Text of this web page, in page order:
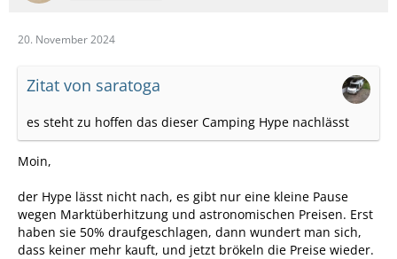
20. November 2024
Zitat von saratoga
es steht zu hoffen das dieser Camping Hype nachlässt
Moin,
der Hype lässt nicht nach, es gibt nur eine kleine Pause
wegen Marktüberhitzung und astronomischen Preisen. Erst
haben sie 50% draufgeschlagen, dann wundert man sich,
dass keiner mehr kauft, und jetzt brökeln die Preise wieder.